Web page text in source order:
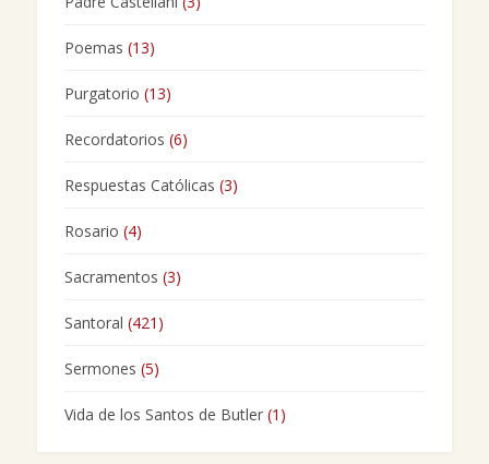
Poemas (13)
Purgatorio (13)
Recordatorios (6)
Respuestas Católicas (3)
Rosario (4)
Sacramentos (3)
Santoral (421)
Sermones (5)
Vida de los Santos de Butler(1)